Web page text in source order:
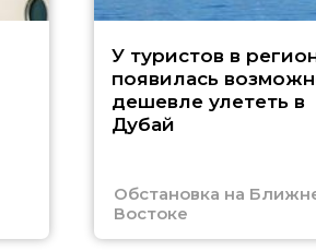
У туристов в
появилась
дешевле улететь в
Дубай
Обстановка на
Востоке